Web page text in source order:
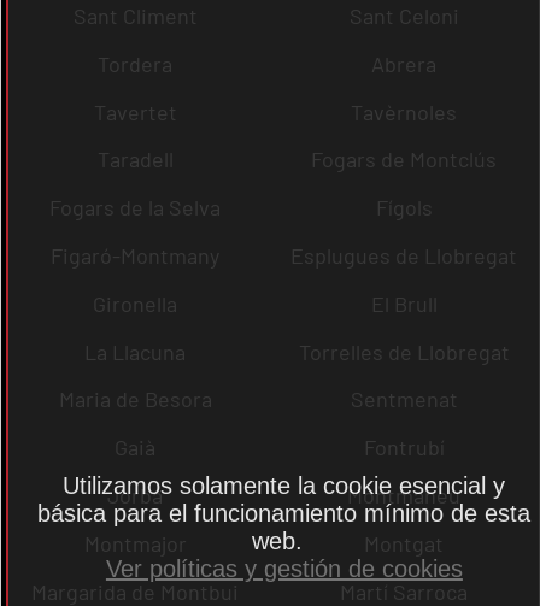
Sant Climent
Sant Celoni
Tordera
Abrera
Tavertet
Tavèrnoles
Taradell
Fogars de Montclús
Fogars de la Selva
Fígols
Figaró-Montmany
Esplugues de Llobregat
Gironella
El Brull
La Llacuna
Torrelles de Llobregat
Maria de Besora
Sentmenat
Gaià
Fontrubí
Jorba
Montmaneu
Montmajor
Montgat
Margarida de Montbui
Martí Sarroca
Utilizamos solamente la cookie esencial y
básica para el funcionamiento mínimo de esta
web.
Ver políticas y gestión de cookies